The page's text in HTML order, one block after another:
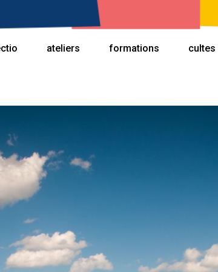
ateliers formations cultes